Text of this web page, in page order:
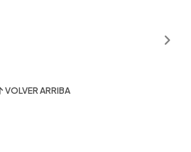
VOLVER ARRIBA